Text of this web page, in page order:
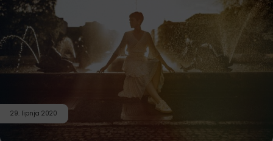
29. lipnja 2020